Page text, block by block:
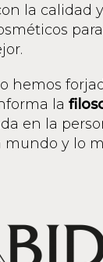
la calidad
hemos
la
en la
mundo y lo